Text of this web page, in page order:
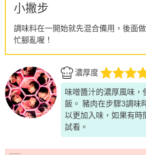
小撇步
調味料在一開始就先混合備用，後面
忙腳亂喔！
濃厚度
味噌醬汁的濃厚風味，
飯。 豬肉在步驟3調味
以更加入味，如果有時
試看。